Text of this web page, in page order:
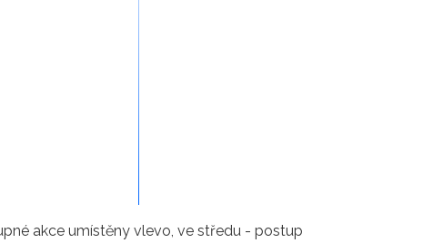
akce umístěny vlevo, ve středu - postup